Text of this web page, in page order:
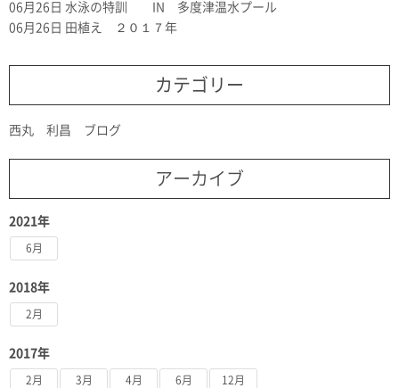
06月26日 水泳の特訓 IN 多度津温水プール
06月26日 田植え ２０１７年
カテゴリー
西丸 利昌 ブログ
アーカイブ
2021年
6月
2018年
2月
2017年
2月 3月 4月 6月 12月